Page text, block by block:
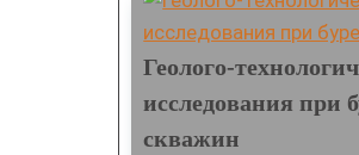
Геолого-
исследования при
скважин